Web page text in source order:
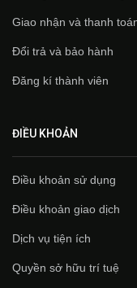
Giao nhận và thanh
Đổi trả và bảo hành
Đăng kí thành viên
ĐIỀU KHOẢN
Điều khoản sử dụng
Điều khoản giao dịch
Dịch vụ tiện ích
Quyền sở hữu trí tuệ